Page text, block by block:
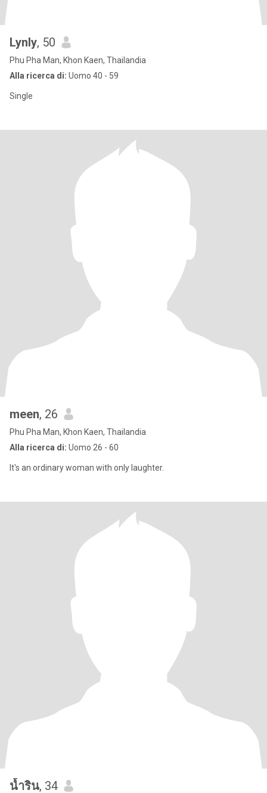
Lynly, 50
Phu Pha Man, Khon Kaen, Thailandia
Alla ricerca di: Uomo 40 - 59
Single
meen, 26
Phu Pha Man, Khon Kaen, Thailandia
Alla ricerca di: Uomo 26 - 60
It's an ordinary woman with only laughter.
น้ำริน, 34